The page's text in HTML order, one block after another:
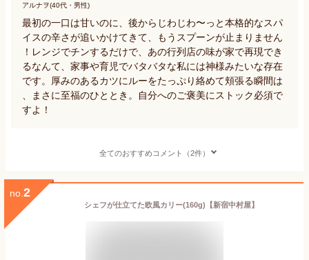
アルナヲ(40代・男性)
最初の一口は甘いのに、後からじわじわ〜っと本格的なスパ
イスの辛さが追いかけてきて、もうスプーンが止まりません
！レンジでチンするだけで、あの行列店の味が家で再現でき
るなんて、家事や育児でバタバタな私には神様みたいな存在
です。厚みのあるカツにルーをたっぷり絡めて頬張る瞬間は
、まさに至福のひととき。自分へのご褒美にストック必須で
すよ！
全てのおすすめコメント（2件）
no. 2
シェフが仕立てた欧風カリー(160g)【新宿中村屋】